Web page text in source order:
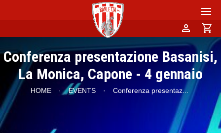
person shopping_cart
Conferenza presentazione Basanisi,
La Monica, Capone - 4 gennaio
HOME · EVENTS · Conferenza presentaz...